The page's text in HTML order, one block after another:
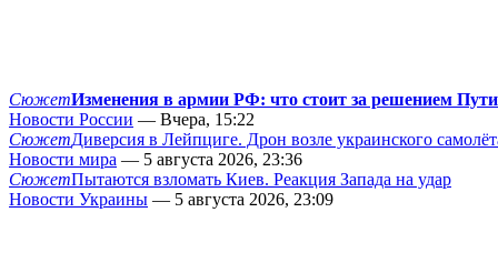
СюжетИзменения в армии РФ: что стоит за решением
Новости России — Вчера, 15:22
СюжетДиверсия в Лейпциге. Дрон возле украинского
Новости мира — 5 августа 2026, 23:36
СюжетПытаются взломать Киев. Реакция Запада на удар
Новости Украины — 5 августа 2026, 23:09